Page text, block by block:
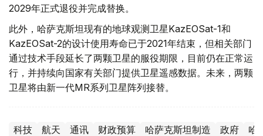
2029年正式退役并完成替换。
此外，哈萨克斯坦现有的地球观测卫星KazEOSat-1和
KazEOSat-2的设计使用寿命已于2021年结束，但相关部门
通过技术手段延长了两颗卫星的服役期限，目前仍在正常运
行，并持续向国家有关部门提供卫星遥感数据。未来，两颗
卫星将由新一代MR系列卫星阵列接替。
科技 航天 通讯 财政预算 哈萨克斯坦制造 政府 哈